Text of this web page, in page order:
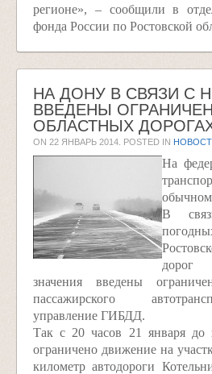
регионе», – сообщили в
фонда России по Ростовской
НА ДОНУ В СВЯЗИ С
ВВЕДЕНЫ
ОБЛАСТНЫХ
ON 22 ЯНВАРЬ 2014 . POSTED IN
На
В
дорог
значения введены
пассажирского
управление ГИБДД.
Так с 20 часов 21 января до
ограничено движение на
километр автодороги